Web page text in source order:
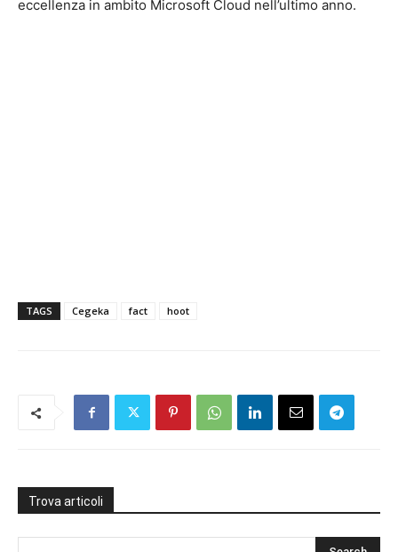
eccellenza in ambito Microsoft Cloud nell’ultimo anno.
TAGS Cegeka fact hoot
Trova articoli